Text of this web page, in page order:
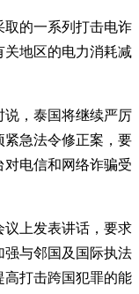
取的一系列打击电诈
关地区的电力消耗减
说，泰国将继续严厉
紧急法令修正案，要
电信和网络诈骗受
议上发表讲话，要求
强与邻国及国际执法
高打击跨国犯罪的能